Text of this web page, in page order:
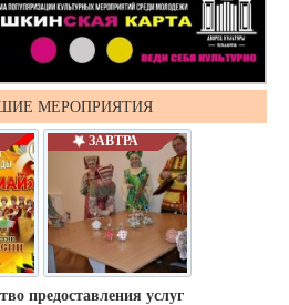
МЕРОПРИЯТИЯ
ЗАВТРА
предоставления услуг